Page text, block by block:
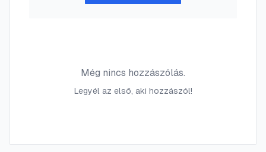
Még nincs hozzászólás.
Legyél az első, aki hozzászól!